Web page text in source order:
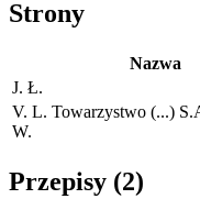
Strony
Nazwa
J. Ł.
V. L. Towarzystwo (...)
W.
Przepisy (2)